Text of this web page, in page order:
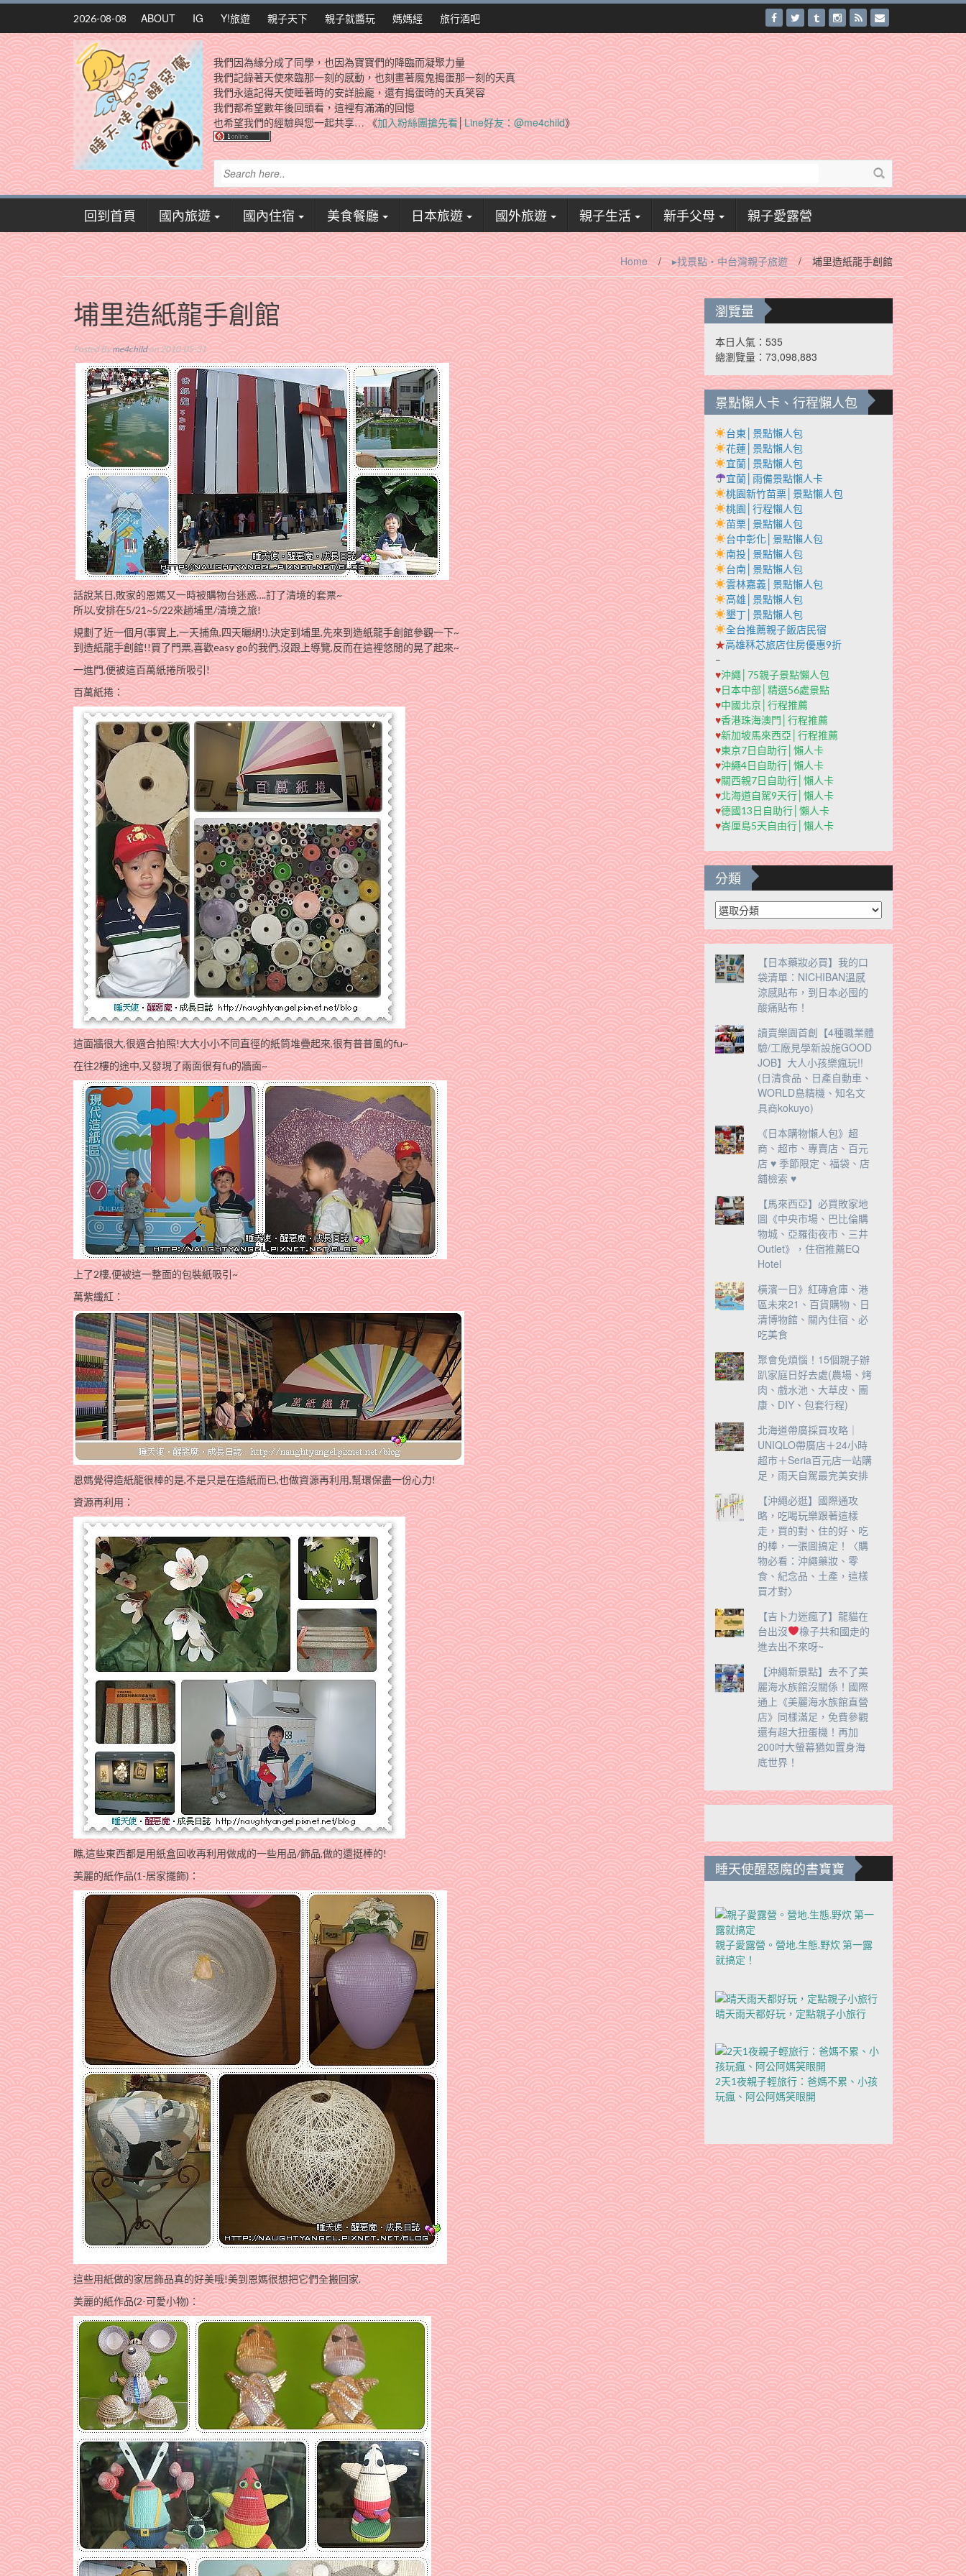
Skip
content
2026-08-08 ABOUT IG Y!旅遊 親子天下 親子就醬玩 媽媽經 旅行酒吧
我們因為緣分成了同學，也因為寶寶們的降臨而凝聚力量
我們記錄著天使來臨那一刻的感動，也刻畫著魔鬼搗蛋那一刻的天真
我們永遠記得天使睡著時的安詳臉龐，還有搗蛋時的天真笑容
我們都希望數年後回頭看，這裡有滿滿的回憶
也希望我們的經驗與您一起共享… 《加入粉絲團搶先看│Line好友：@me4child》
回到首頁 國內旅遊 國內住宿 美食餐廳 日本旅遊 國外旅遊 親子生活 新手父母 親子愛露營
Home / ▸找景點‧中台灣親子旅遊 / 埔里造紙龍手創館
埔里造紙龍手創館
Posted Byme4childon 2010-05-31
話說某日,敗家的恩媽又一時被購物台迷惑….訂了清境的套票~
所以,安排在5/21~5/22來趟埔里/清境之旅!
規劃了近一個月(事實上,一天捕魚,四天曬網!),決定到埔里,先來到造紙龍手創館參觀一下~
到造紙龍手創館!!買了門票,喜歡easy go的我們,沒跟上導覽,反而在這裡悠閒的晃了起來~
一進門,便被這百萬紙捲所吸引!
百萬紙捲：
這面牆很大,很適合拍照!大大小小不同直徑的紙筒堆疊起來,很有普普風的fu~
在往2樓的途中,又發現了兩面很有fu的牆面~
上了2樓,便被這一整面的包裝紙吸引~
萬紫纖紅：
恩媽覺得造紙龍很棒的是,不是只是在造紙而已,也做資源再利用,幫環保盡一份心力!
資源再利用：
瞧,這些東西都是用紙盒回收再利用做成的一些用品/飾品,做的還挺棒的!
美麗的紙作品(1-居家擺飾)：
這些用紙做的家居飾品真的好美哦!美到恩媽很想把它們全搬回家.
美麗的紙作品(2-可愛小物)：
瀏覽量
本日人氣：535
總瀏覽量：73,098,883
景點懶人卡、行程懶人包
台東│景點懶人包
花蓮│景點懶人包
宜蘭│景點懶人包
宜蘭│雨備景點懶人卡
桃園新竹苗栗│景點懶人包
桃園│行程懶人包
苗栗│景點懶人包
台中彰化│景點懶人包
南投│景點懶人包
台南│景點懶人包
雲林嘉義│景點懶人包
高雄│景點懶人包
墾丁│景點懶人包
全台推薦親子飯店民宿
★高雄秝芯旅店住房優惠9折
–
♥沖繩│75親子景點懶人包
♥日本中部│精選56處景點
♥中國北京│行程推薦
♥香港珠海澳門│行程推薦
♥新加坡馬來西亞│行程推薦
♥東京7日自助行│懶人卡
♥沖繩4日自助行│懶人卡
♥關西親7日自助行│懶人卡
♥北海道自駕9天行│懶人卡
♥德國13日自助行│懶人卡
♥峇厘島5天自由行│懶人卡
分類
分
類
【日本藥妝必買】我的口
袋清單：NICHIBAN溫感
涼感貼布，到日本必囤的
酸痛貼布！
讀賣樂園首創【4種職業體
驗/工廠見學新設施GOOD
JOB】大人小孩樂瘋玩!!
(日清食品、日產自動車、
WORLD島精機、知名文
具商kokuyo)
《日本購物懶人包》超
商、超市、專賣店、百元
店 ♥ 季節限定、福袋、店
舖檢索 ♥
【馬來西亞】必買敗家地
圖《中央市場、巴比倫購
物城、亞羅街夜市、三井
Outlet》，住宿推薦EQ
Hotel
橫濱一日》紅磚倉庫、港
區未來21、百貨購物、日
清博物館、關內住宿、必
吃美食
聚會免煩惱！15個親子辦
趴家庭日好去處(農場、烤
肉、戲水池、大草皮、團
康、DIY、包套行程)
北海道帶廣採買攻略｜
UNIQLO帶廣店＋24小時
超市＋Seria百元店一站購
足，雨天自駕最完美安排
【沖繩必逛】國際通攻
略，吃喝玩樂跟著這樣
走，買的對、住的好、吃
的棒，一張圖搞定！〈購
物必看：沖繩藥妝、零
食、紀念品、土產，這樣
買才對〉
【吉卜力迷瘋了】龍貓在
台出沒
橡子共和國走的
進去出不來呀~
【沖繩新景點】去不了美
麗海水族館沒關係！國際
通上《美麗海水族館直營
店》同樣滿足，免費參觀
還有超大扭蛋機！再加
200吋大螢幕猶如置身海
底世界！
睡天使醒惡魔的書寶寶
親子愛露營。營地.生態.野炊 第一露
就搞定！
晴天雨天都好玩，定點親子小旅行
2天1夜親子輕旅行：爸媽不累、小孩
玩瘋、阿公阿媽笑眼開